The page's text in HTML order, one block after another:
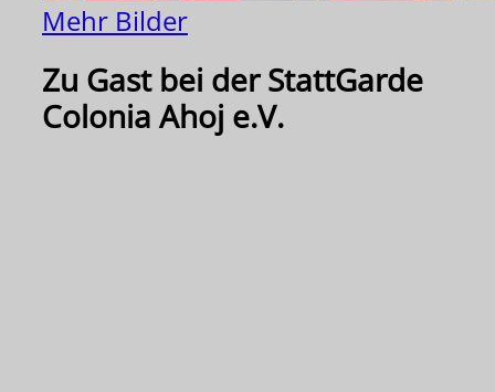
Mehr Bilder
Zu Gast bei der StattGarde
Colonia Ahoj e.V.